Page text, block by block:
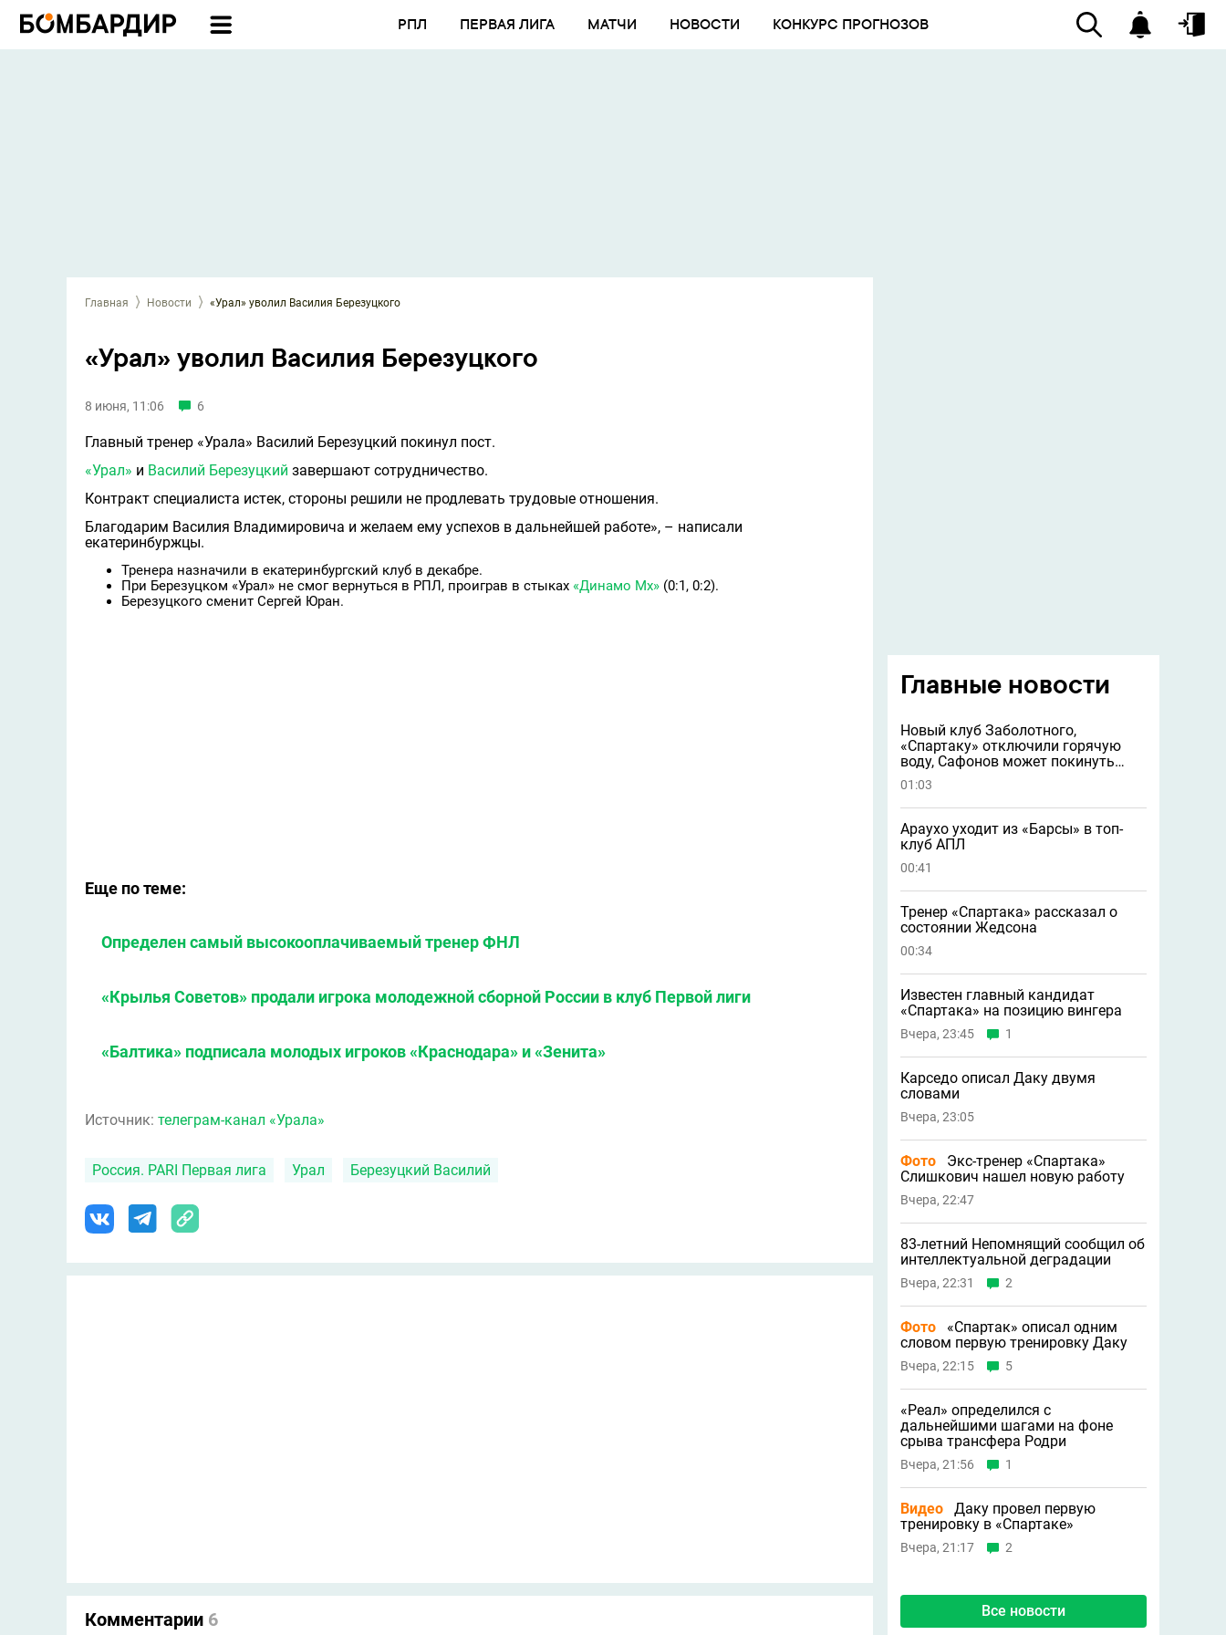
РПЛ ПЕРВАЯ ЛИГА МАТЧИ НОВОСТИ КОНКУРС ПРОГНОЗОВ
Главная Новости «Урал» уволил Василия Березуцкого
«Урал» уволил Василия Березуцкого
8 июня, 11:06 6
Главный тренер «Урала» Василий Березуцкий покинул пост.
«Урал» и Василий Березуцкий завершают сотрудничество.
Контракт специалиста истeк, стороны решили не продлевать трудовые отношения.
Благодарим Василия Владимировича и желаем ему успехов в дальнейшей работе», – написали
екатеринбуржцы.
Тренера назначили в екатеринбургский клуб в декабре.
При Березуцком «Урал» не смог вернуться в РПЛ, проиграв в стыках «Динамо Мх» (0:1, 0:2).
Березуцкого сменит Сергей Юран.
Еще по теме:
Определен самый высокооплачиваемый тренер ФНЛ
«Крылья Советов» продали игрока молодежной сборной России в клуб Первой лиги
«Балтика» подписала молодых игроков «Краснодара» и «Зенита»
Источник: телеграм-канал «Урала»
Россия. PARI Первая лига Урал Березуцкий Василий
Комментарии 6
Главные новости
Новый клуб Заболотного,
«Спартаку» отключили горячую
воду, Сафонов может покинуть
«ПСЖ» и другие новости
01:03
Араухо уходит из «Барсы» в топ-
клуб АПЛ
00:41
Тренер «Спартака» рассказал о
состоянии Жедсона
00:34
Известен главный кандидат
«Спартака» на позицию вингера
Вчера, 23:45 1
Карседо описал Даку двумя
словами
Вчера, 23:05
Фото
Экс-тренер «Спартака»
Слишкович нашел новую работу
Вчера, 22:47
83-летний Непомнящий сообщил об
интеллектуальной деградации
Вчера, 22:31 2
Фото
«Спартак» описал одним
словом первую тренировку Даку
Вчера, 22:15 5
«Реал» определился с
дальнейшими шагами на фоне
срыва трансфера Родри
Вчера, 21:56 1
Видео
Даку провел первую
тренировку в «Спартаке»
Вчера, 21:17 2
Все новости